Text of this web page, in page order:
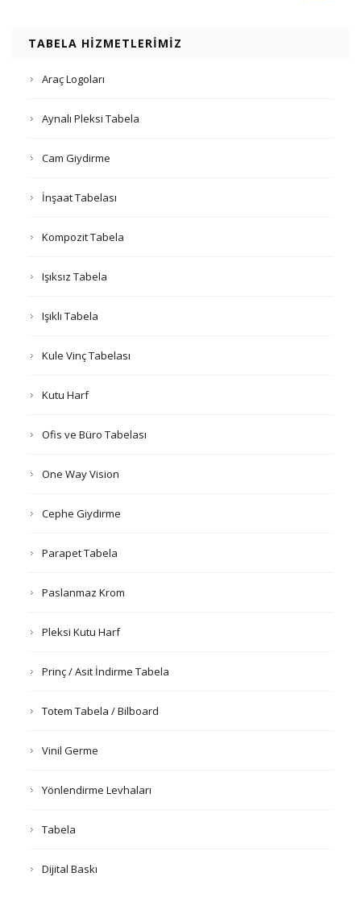
TABELA HIZMETLERIMIZ
Araç Logoları
Aynalı Pleksi Tabela
Cam Giydirme
İnşaat Tabelası
Kompozit Tabela
Işıksız Tabela
Işıklı Tabela
Kule Vinç Tabelası
Kutu Harf
Ofis ve Büro Tabelası
One Way Vision
Cephe Giydirme
Parapet Tabela
Paslanmaz Krom
Pleksi Kutu Harf
Prinç / Asit İndirme Tabela
Totem Tabela / Bilboard
Vinil Germe
Yönlendirme Levhaları
Tabela
Dijital Baskı